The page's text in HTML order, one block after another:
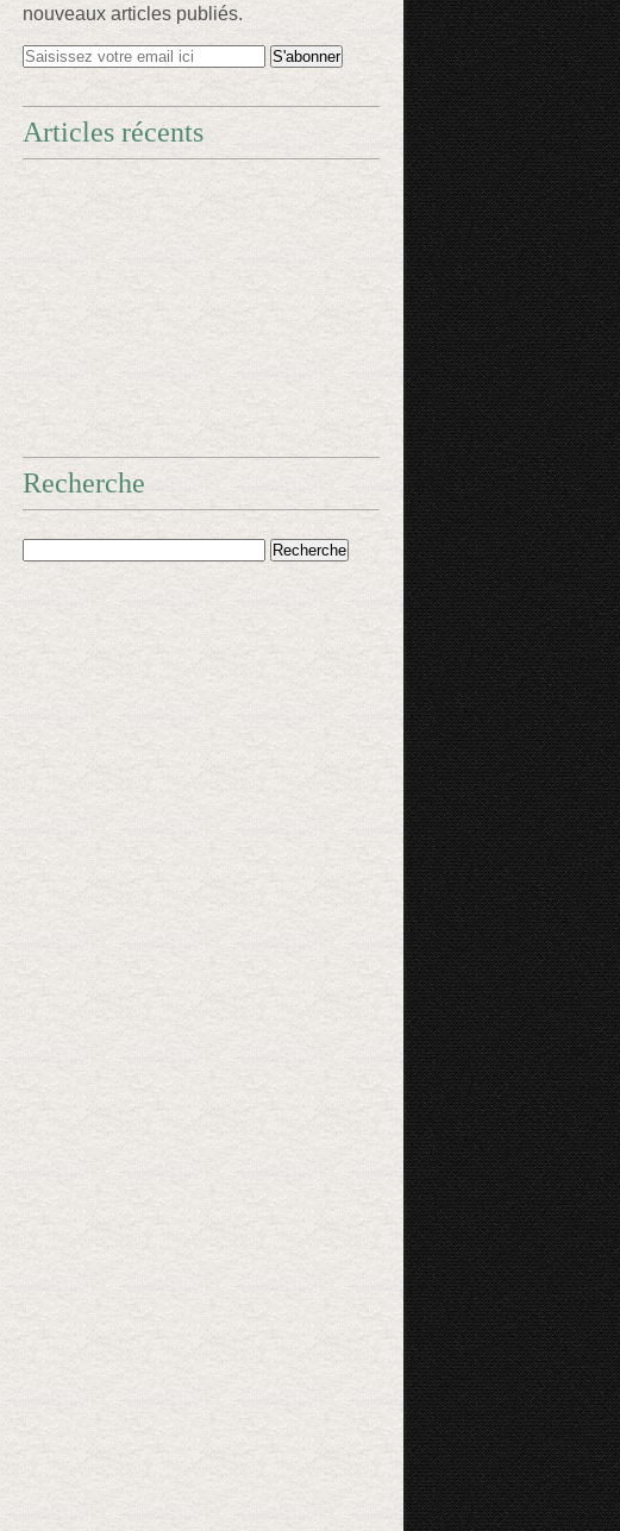
nouveaux articles publiés.
Articles récents
Recherche